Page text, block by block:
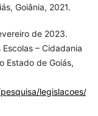
Goiânia, 2021.
de 2023.
– Cidadania
Estado de Goiás,
legislacoes/